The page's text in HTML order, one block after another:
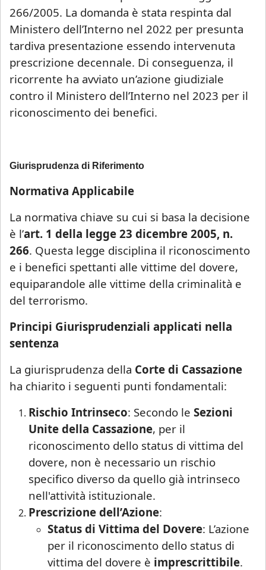
266/2005. La domanda è stata respinta dal
Ministero dell’Interno nel 2022 per presunta
tardiva presentazione essendo intervenuta
prescrizione decennale. Di conseguenza, il
ricorrente ha avviato un’azione giudiziale
contro il Ministero dell’Interno nel 2023 per il
riconoscimento dei benefici.
Giurisprudenza di Riferimento
Normativa Applicabile
La normativa chiave su cui si basa la decisione
è l’art. 1 della legge 23 dicembre 2005, n.
266. Questa legge disciplina il riconoscimento
e i benefici spettanti alle vittime del dovere,
equiparandole alle vittime della criminalità e
del terrorismo.
Principi Giurisprudenziali applicati nella
sentenza
La giurisprudenza della Corte di Cassazione
ha chiarito i seguenti punti fondamentali:
Rischio Intrinseco: Secondo le Sezioni
Unite della Cassazione, per il
riconoscimento dello status di vittima del
dovere, non è necessario un rischio
specifico diverso da quello già intrinseco
nell'attività istituzionale.
Prescrizione dell’Azione:
Status di Vittima del Dovere: L’azione
per il riconoscimento dello status di
vittima del dovere è imprescrittibile.